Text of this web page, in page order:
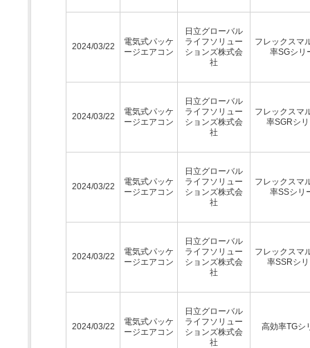
2024/03/22
電気式パッケ
ージエアコン
日立グローバル
ライフソリュー
ションズ株式会
社
フレックスマ
率SGシリ
2024/03/22
電気式パッケ
ージエアコン
日立グローバル
ライフソリュー
ションズ株式会
社
フレックスマ
率SGRシ
2024/03/22
電気式パッケ
ージエアコン
日立グローバル
ライフソリュー
ションズ株式会
社
フレックスマ
率SSシリ
2024/03/22
電気式パッケ
ージエアコン
日立グローバル
ライフソリュー
ションズ株式会
社
フレックスマ
率SSRシ
2024/03/22
電気式パッケ
ージエアコン
日立グローバル
ライフソリュー
ションズ株式会
社
高効率TGシ